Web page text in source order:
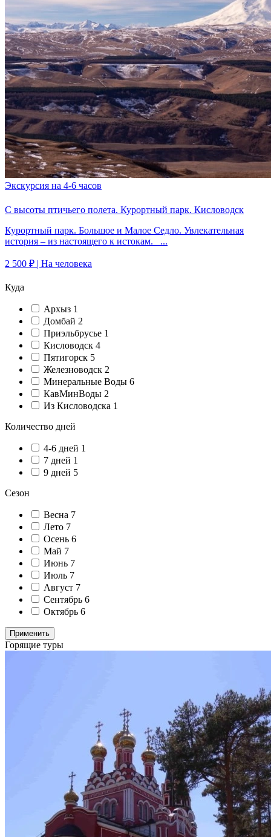
Экскурсия на 4-6 часов
С высоты птичьего полета. Курортный парк. Кисловодск
Курортный парк. Большое и Малое Седло. Увлекательная
история – из настоящего к истокам. ...
2 500 ₽ | На человека
Куда
Архыз 1
Домбай 2
Приэльбрусье 1
Кисловодск 4
Пятигорск 5
Железноводск 2
Минеральные Воды 6
КавМинВоды 2
Из Кисловодска 1
Количество дней
4-6 дней 1
7 дней 1
9 дней 5
Сезон
Весна 7
Лето 7
Осень 6
Май 7
Июнь 7
Июль 7
Август 7
Сентябрь 6
Октябрь 6
Применить
Горящие туры